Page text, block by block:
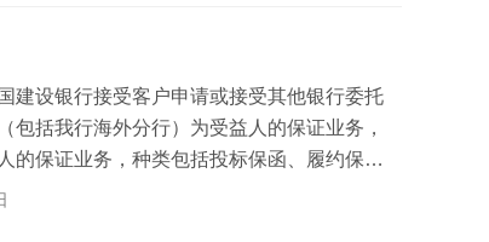
设银行接受客户申请或接受其他银行委托
包括我行海外分行）为受益人的保证业务，
的保证业务，种类包括投标保函、履约保